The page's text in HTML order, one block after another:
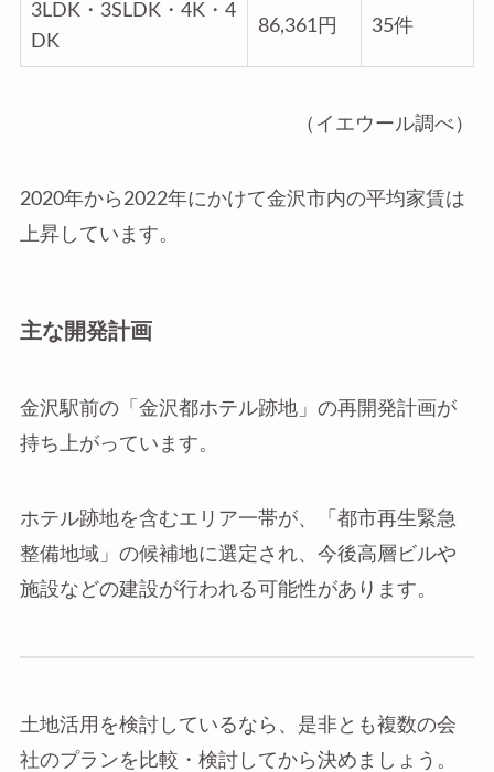
3LDK・3SLDK・4K・4
DK
86,361円 35件
（イエウール調べ）
2020年から2022年にかけて金沢市内の平均家賃は
上昇しています。
主な開発計画
金沢駅前の「金沢都ホテル跡地」の再開発計画が
持ち上がっています。
ホテル跡地を含むエリア一帯が、「都市再生緊急
整備地域」の候補地に選定され、今後高層ビルや
施設などの建設が行われる可能性があります。
土地活用を検討しているなら、是非とも複数の会
社のプランを比較・検討してから決めましょう。